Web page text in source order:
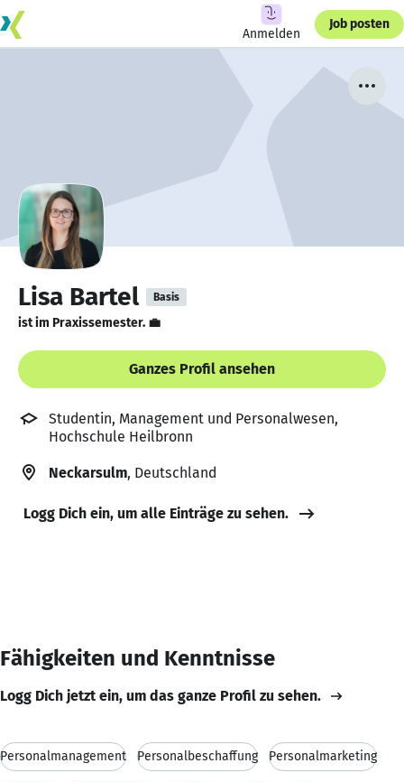
Anmelden
Job posten
Lisa Bartel Basis
ist im Praxissemester. 💼
Ganzes Profil ansehen
Studentin, Management und Personalwesen,
Hochschule Heilbronn
Neckarsulm, Deutschland
Logg Dich ein, um alle Einträge zu sehen.
Fähigkeiten und Kenntnisse
Logg Dich jetzt ein, um das ganze Profil zu sehen.
Personalmanagement Personalbeschaffung Personalmarketing